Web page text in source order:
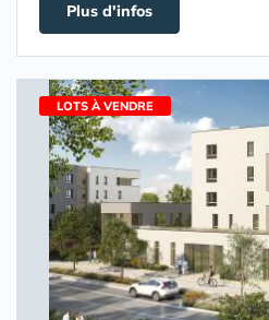
Plus d'infos
LOTS À VENDRE